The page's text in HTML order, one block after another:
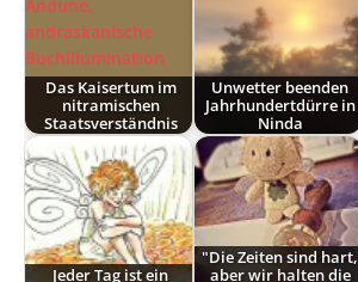
Das Kaisertum im
nitramischen
Staatsverständnis
Unwetter beenden
Jahrhundertdürre in
Ninda
Jeder Tag ist ein
"Die Zeiten sind hart,
aber wir halten die